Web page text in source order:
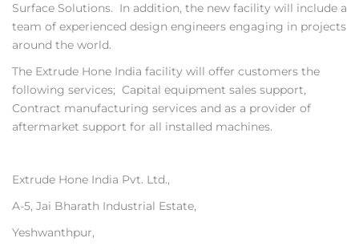
Surface Solutions. In addition, the new facility will include a
team of experienced design engineers engaging in projects
around the world.
The Extrude Hone India facility will offer customers the
following services; Capital equipment sales support,
Contract manufacturing services and as a provider of
aftermarket support for all installed machines.
Extrude Hone India Pvt. Ltd.,
A-5, Jai Bharath Industrial Estate,
Yeshwanthpur,